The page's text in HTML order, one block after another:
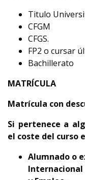
Titulo
CFGM
CFGS.
FP2 o cursar
Bachillerato
MATRÍCULA
Matrícula con
Si pertenece a
el coste del curso
Alumnado o
Internacional